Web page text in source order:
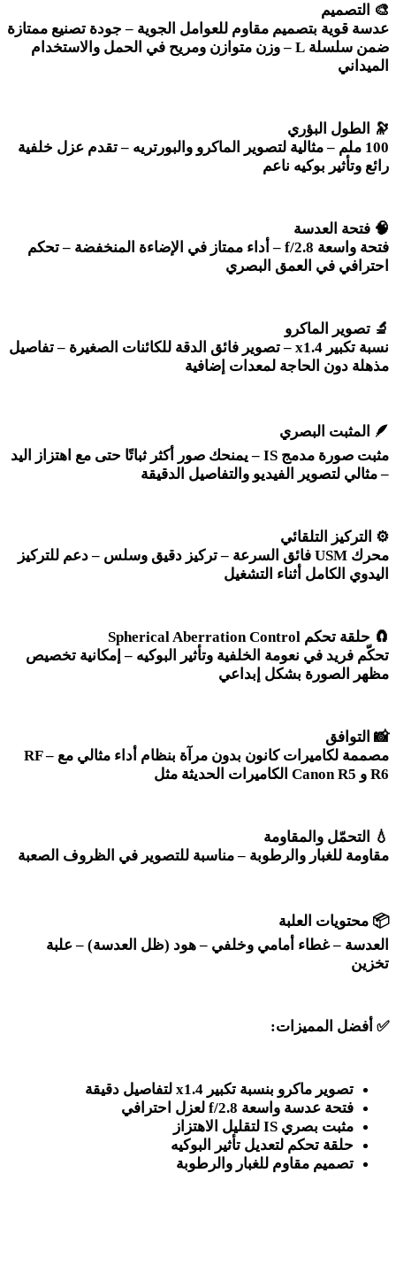
🎨 التصميم
عدسة قوية بتصميم مقاوم للعوامل الجوية – جودة تصنيع ممتازة
ضمن سلسلة
وزن متوازن ومريح في الحمل والاستخدام
الميداني
🔭
الطول البؤري
100 ملم – مثالية لتصوير الماكرو والبورتريه – تقدم عزل خلفية
رائع وتأثير بوكيه ناعم
🧠 فتحة العدسة
فتحة واسعة
أداء ممتاز في الإضاءة المنخفضة – تحكم
احترافي في العمق البصري
🔬 تصوير الماكرو
نسبة تكبير 1.4
x –
تصوير فائق الدقة للكائنات الصغيرة – تفاصيل
مذهلة دون الحاجة لمعدات إضافية
🪶 المثبت البصري
مثبت صورة مدمج
يمنحك صور أكثر ثباتًا حتى مع اهتزاز اليد
– مثالي لتصوير الفيديو والتفاصيل الدقيقة
⚙️ التركيز التلقائي
محرك
فائق السرعة – تركيز دقيق وسلس – دعم للتركيز
اليدوي الكامل أثناء التشغيل
🧲 حلقة تحكم
تحكّم فريد في نعومة الخلفية وتأثير البوكيه – إمكانية تخصيص
مظهر الصورة بشكل إبداعي
📸 التوافق
مصممة لكاميرات كانون بدون مرآة بنظام أداء مثالي مع
الكاميرات الحديثة مثل Canon R5 و R6
💧
التحمّل والمقاومة
مقاومة للغبار والرطوبة – مناسبة للتصوير في الظروف الصعبة
📦 محتويات العلبة
العدسة – غطاء أمامي وخلفي – هود (ظل العدسة) – علبة
تخزين
✅ أفضل المميزات:
تصوير ماكرو بنسبة تكبير 1.4 x لتفاصيل دقيقة
فتحة عدسة واسعة
لعزل احترافي
مثبت بصري
لتقليل الاهتزاز
حلقة تحكم لتعديل تأثير البوكيه
تصميم مقاوم للغبار والرطوبة